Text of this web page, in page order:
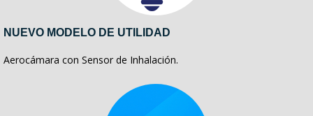
NUEVO MODELO DE UTILIDAD
Aerocámara con Sensor de Inhalación.